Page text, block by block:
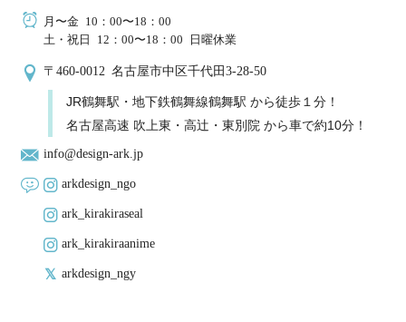
月〜金 10：00〜18：00
土・祝日 12：00〜18：00 日曜休業
〒460-0012 名古屋市中区千代田3-28-50
JR鶴舞駅・地下鉄鶴舞線鶴舞駅 から徒歩１分！
名古屋高速 吹上東・高辻・東別院 から車で約10分！
info@design-ark.jp
arkdesign_ngo
ark_kirakiraseal
ark_kirakiraanime
arkdesign_ngy